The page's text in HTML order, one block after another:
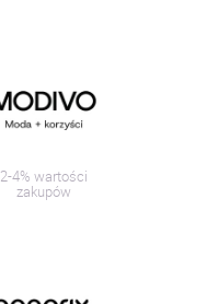
2-4% wartości
zakupów